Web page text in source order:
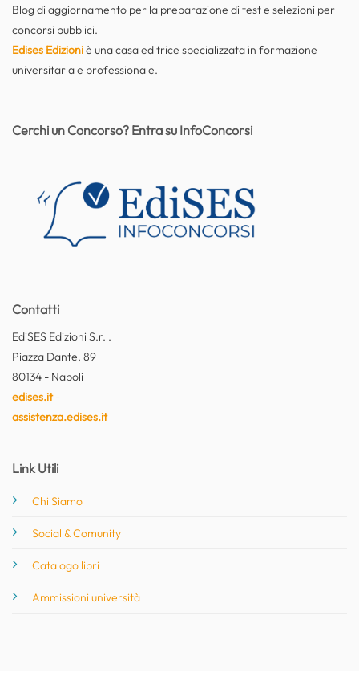
Blog di aggiornamento per la preparazione di test e selezioni per
concorsi pubblici.
Edises Edizioniè una casa editrice specializzata in formazione
universitaria e professionale.
Contatti
EdiSES Edizioni S.r.l.
Piazza Dante, 89
80134 - Napoli
edises.it-
assistenza.edises.it
Link Utili
Chi Siamo
Social & Comunity
Catalogo libri
Ammissioni università
Cerchi un Concorso? Entra su InfoConcorsi